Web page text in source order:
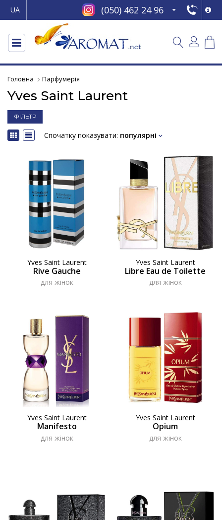
UA (050) 462 24 96
Головна Парфумерія
Yves Saint Laurent
ФІЛЬТР
Спочатку показувати: популярні
Yves Saint Laurent
Rive Gauche
для жінок
Yves Saint Laurent
Libre Eau de Toilette
для жінок
Yves Saint Laurent
Manifesto
для жінок
Yves Saint Laurent
Opium
для жінок